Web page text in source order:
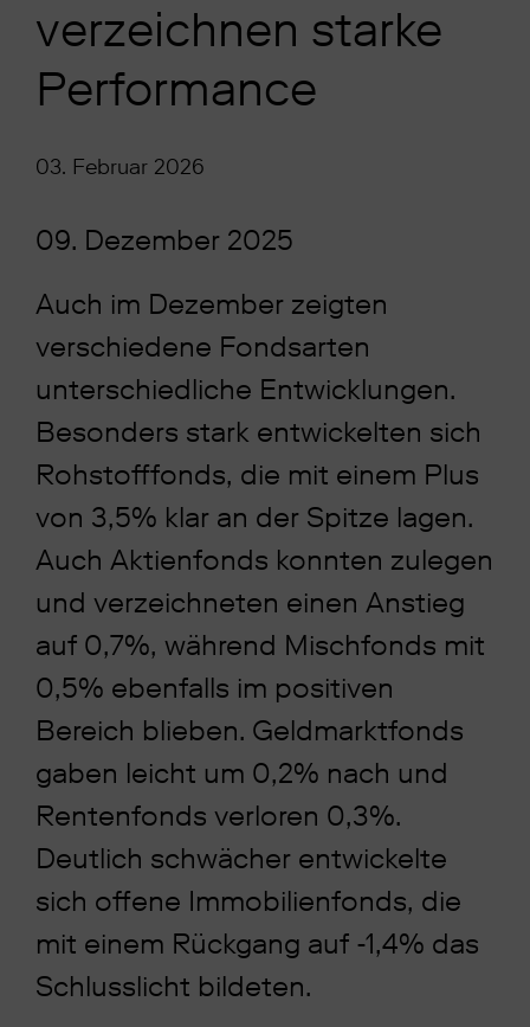
verzeichnen starke
Performance
03. Februar 2026
09. Dezember 2025
Auch im Dezember zeigten
verschiedene Fondsarten
unterschiedliche Entwicklungen.
Besonders stark entwickelten sich
Rohstofffonds, die mit einem Plus
von 3,5% klar an der Spitze lagen.
Auch Aktienfonds konnten zulegen
und verzeichneten einen Anstieg
auf 0,7%, während Mischfonds mit
0,5% ebenfalls im positiven
Bereich blieben. Geldmarktfonds
gaben leicht um 0,2% nach und
Rentenfonds verloren 0,3%.
Deutlich schwächer entwickelte
sich offene Immobilienfonds, die
mit einem Rückgang auf -1,4% das
Schlusslicht bildeten.